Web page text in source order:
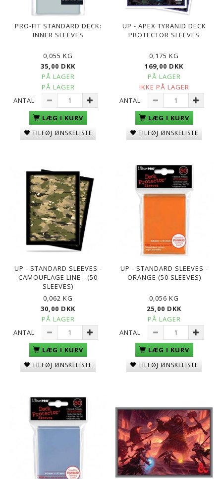
PRO-FIT STANDARD DECK:
INNER SLEEVES
0,055 KG
35,00 DKK
PÅ LAGER
PÅ LAGER
ANTAL
LÆG I KURV
TILFØJ ØNSKELISTE
UP - APEX TYRANID DECK
PROTECTOR SLEEVES
0,175 KG
169,00 DKK
PÅ LAGER
IKKE PÅ LAGER
ANTAL
LÆG I KURV
TILFØJ ØNSKELISTE
UP - STANDARD SLEEVES -
CAMOUFLAGE LINE - (50
SLEEVES)
0,062 KG
30,00 DKK
PÅ LAGER
ANTAL
LÆG I KURV
TILFØJ ØNSKELISTE
UP - STANDARD SLEEVES -
ORANGE (50 SLEEVES)
0,056 KG
25,00 DKK
PÅ LAGER
ANTAL
LÆG I KURV
TILFØJ ØNSKELISTE